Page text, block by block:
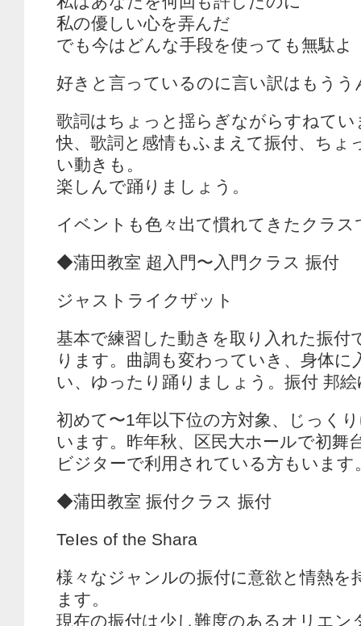
私の優しい心を弄んだ
でも今はどんな手段を使っても無駄よ
好きと言っているのに言い訳はもうう
歌詞はちょっと揺らぎながらすねてい
快、歌詞と感情もふまえて振付、ちょ
い動きも。
楽しんで踊りましょう。
イベントも色々出て慣れてきたクラス
◆蒲田教室 超入門〜入門クラス 振付
ジャストライクザット
基本で練習した動きを取り入れた振付
ります。曲調も変わっていき、身体に
い、ゆったり踊りましょう。振付 邦
初めて〜1年以下位の方対象、じっく
います。昨年秋、区民大ホールで初舞
ビジターで利用されている方もいます
◆蒲田教室 振付クラス 振付
TeIes of the Shara
様々なジャンルの振付に意欲と情熱を
ます。
現在の振付は少し難度のあるオリエン